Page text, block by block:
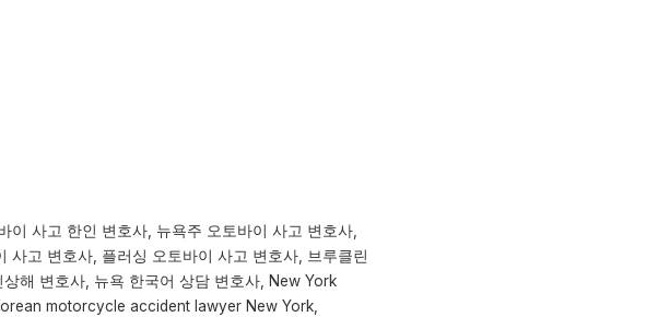
이 사고 한인 변호사, 뉴욕주 오토바이 사고 변호사,
고 변호사, 플러싱 오토바이 사고 변호사, 브루클린
해 변호사, 뉴욕 한국어 상담 변호사, New York
motorcycle accident lawyer New York,